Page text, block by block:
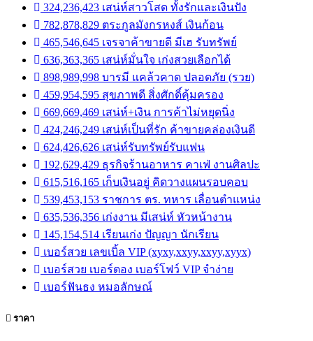
324,236,423 เสน่ห์สาวโสด ทั้งรักและเงินปัง
782,878,829 ตระกูลมังกรหงส์ เงินก้อน
465,546,645 เจรจาค้าขายดี มีเฮ รับทรัพย์
636,363,365 เสน่ห์มั่นใจ เก่งสวยเลือกได้
898,989,998 บารมี แคล้วคาด ปลอดภัย (รวย)
459,954,595 สุขภาพดี สิ่งศักดิ์คุ้มครอง
669,669,469 เสน่ห์+เงิน การค้าไม่หยุดนิ่ง
424,246,249 เสน่ห์เป็นที่รัก ค้าขายคล่องเงินดี
624,426,626 เสน่ห์รับทรัพย์รับแฟน
192,629,429 ธุรกิจร้านอาหาร คาเฟ่ งานศิลปะ
615,516,165 เก็บเงินอยู่ คิดวางแผนรอบคอบ
539,453,153 ราชการ ตร. ทหาร เลื่อนตำแหน่ง
635,536,356 เก่งงาน มีเสน่ห์ หัวหน้างาน
145,154,514 เรียนเก่ง ปัญญา นักเรียน
เบอร์สวย เลขเบิ้ล VIP (xyxy,xxyy,xxyy,xyyx)
เบอร์สวย เบอร์ตอง เบอร์โฟว์ VIP จำง่าย
เบอร์ฟันธง หมอลักษณ์
ราคา